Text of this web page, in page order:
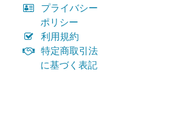
プライバシー
ポリシー
利用規約
特定商取引法
に基づく表記